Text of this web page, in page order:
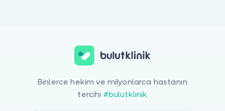
Binlerce hekim ve milyonlarca hastanın
tercihi #bulutklinik